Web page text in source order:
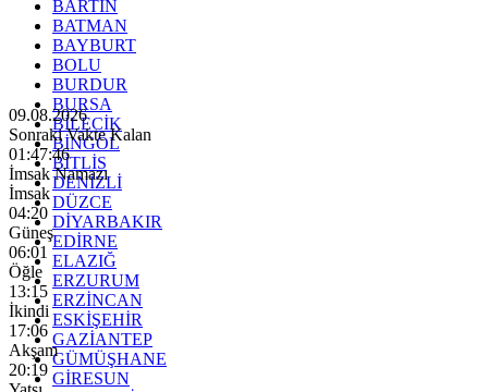
BARTIN
BATMAN
BAYBURT
BOLU
BURDUR
BURSA
BİLECİK
BİNGÖL
BİTLİS
DENİZLİ
DÜZCE
DİYARBAKIR
EDİRNE
ELAZIĞ
ERZURUM
ERZİNCAN
ESKİŞEHİR
GAZİANTEP
GÜMÜŞHANE
GİRESUN
09.08.2026
Sonraki Vakte Kalan
01:47:45
İmsak Namazı
İmsak
04:20
Güneş
06:01
Öğle
13:15
İkindi
17:06
Akşam
20:19